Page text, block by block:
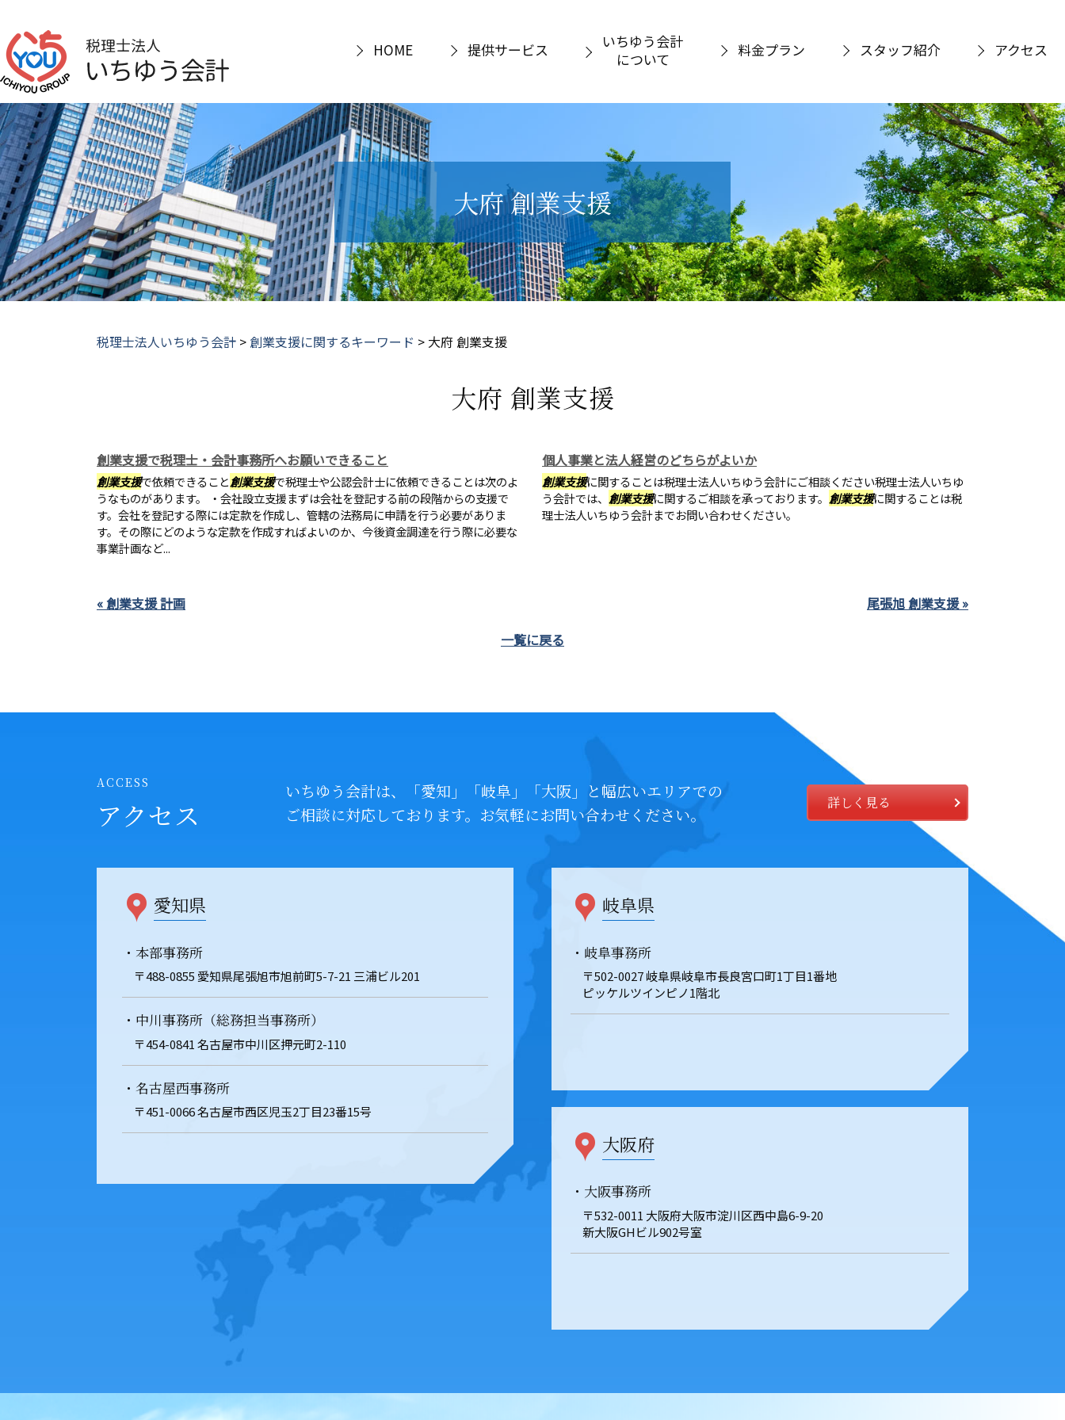
HOME 提供サービス
いちゆう会計
について
料金プラン スタッフ紹介 アクセス
大府 創業支援
税理士法人いちゆう会計 > 創業支援に関するキーワード > 大府 創業支援
大府 創業支援
創業支援で税理士・会計事務所へお願いできること
創業支援で依頼できること創業支援で税理士や公認会計士に依頼できることは次のよ
うなものがあります。 ・会社設立支援まずは会社を登記する前の段階からの支援で
す。会社を登記する際には定款を作成し、管轄の法務局に申請を行う必要がありま
す。その際にどのような定款を作成すればよいのか、今後資金調達を行う際に必要な
事業計画など...
個人事業と法人経営のどちらがよいか
創業支援に関することは税理士法人いちゆう会計にご相談ください税理士法人いちゆ
う会計では、 創業支援に関するご相談を承っております。 創業支援に関することは税
理士法人いちゆう会計までお問い合わせください。
« 創業支援 計画
尾張旭 創業支援 »
一覧に戻る
ACCESS
アクセス
いちゆう会計は、「愛知」「岐阜」「大阪」と幅広いエリアでの
ご相談に対応しております。お気軽にお問い合わせください。
詳しく見る
愛知県
・本部事務所
〒488-0855 愛知県尾張旭市旭前町5-7-21 三浦ビル201
・中川事務所（総務担当事務所）
〒454-0841 名古屋市中川区押元町2-110
・名古屋西事務所
〒451-0066 名古屋市西区児玉2丁目23番15号
岐阜県
・岐阜事務所
〒502-0027 岐阜県岐阜市長良宮口町1丁目1番地
ピッケルツインピノ1階北
大阪府
・大阪事務所
〒532-0011 大阪府大阪市淀川区西中島6-9-20
新大阪GHビル902号室